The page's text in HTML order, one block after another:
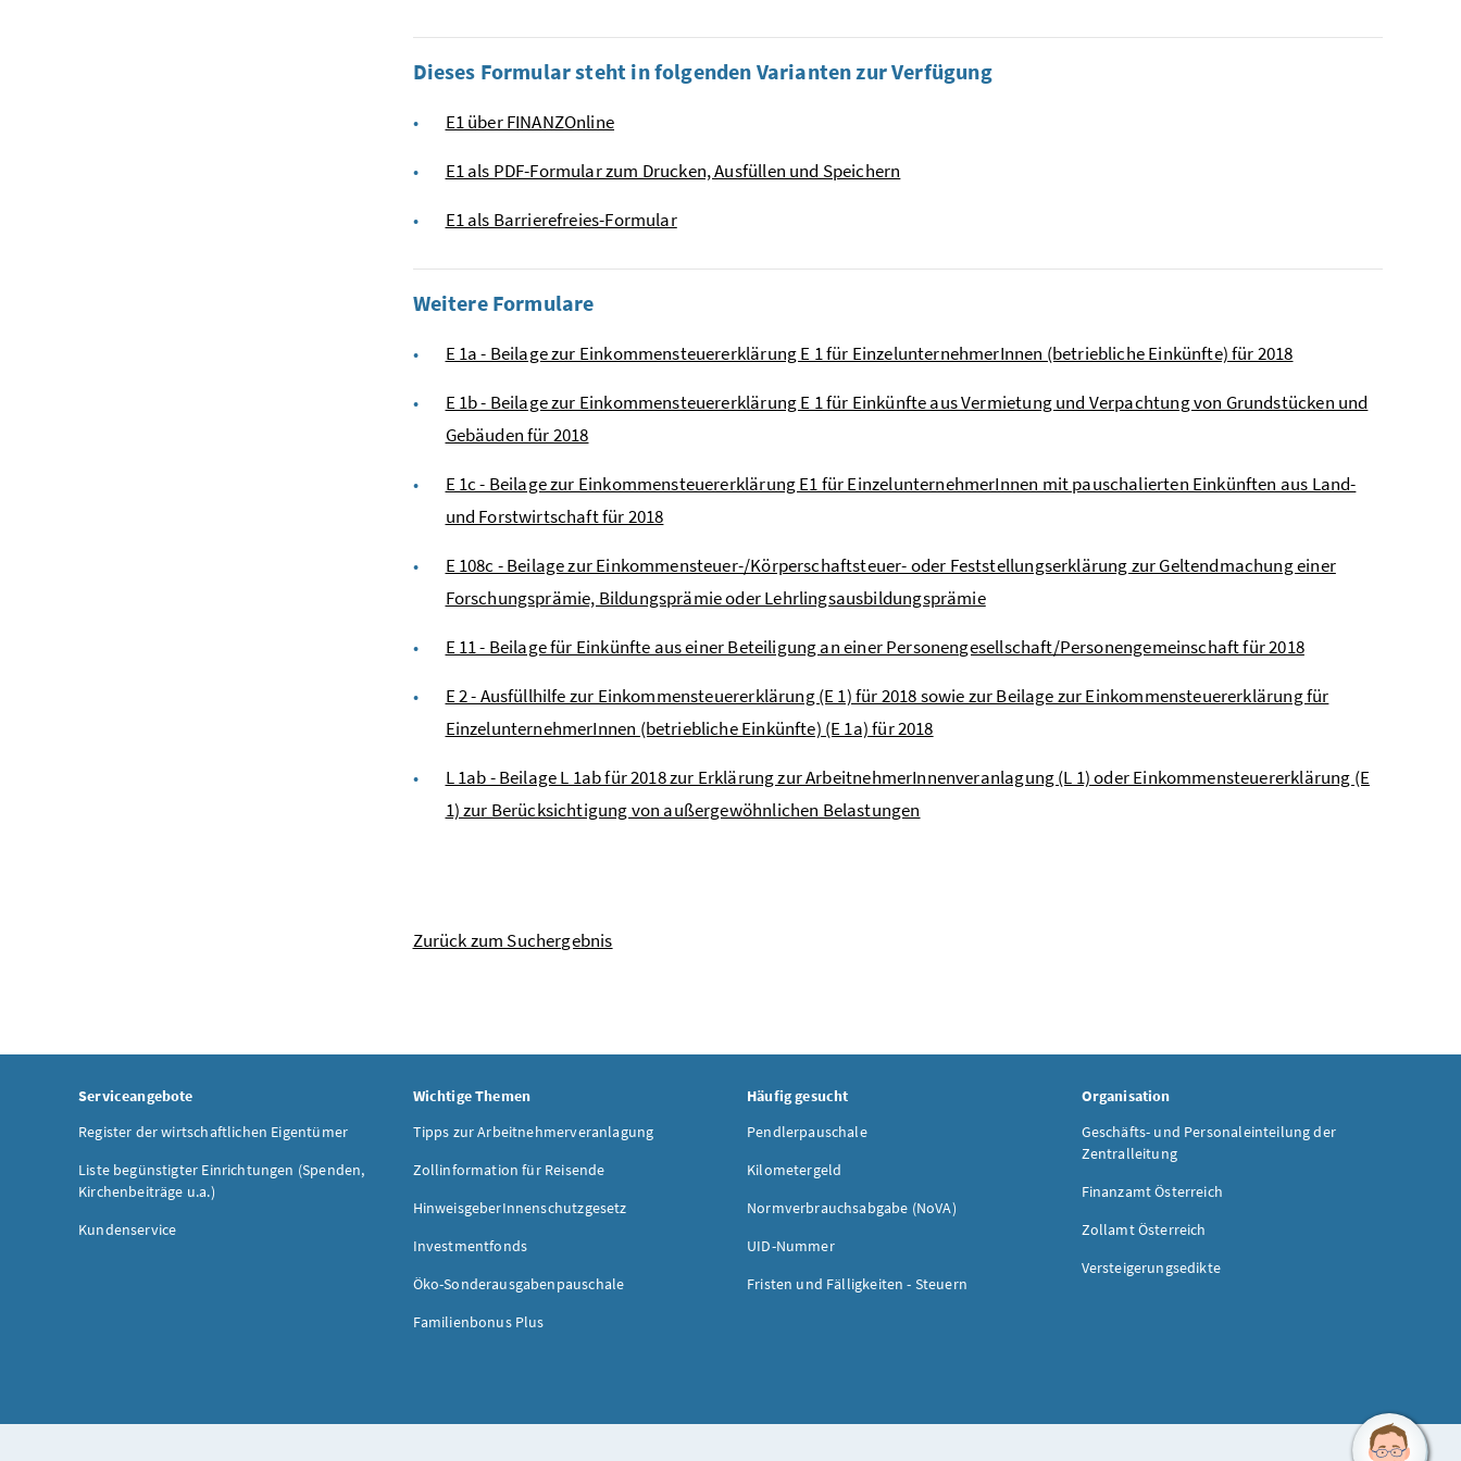
Dieses Formular steht in folgenden Varianten zur Verfügung
E1 über FINANZOnline
E1 als PDF-Formular zum Drucken, Ausfüllen und Speichern
E1 als Barrierefreies-Formular
Weitere Formulare
E 1a - Beilage zur Einkommensteuererklärung E 1 für EinzelunternehmerInnen (betriebliche Einkünfte) für 2018
E 1b - Beilage zur Einkommensteuererklärung E 1 für Einkünfte aus Vermietung und Verpachtung von Grundstücken und
Gebäuden für 2018
E 1c - Beilage zur Einkommensteuererklärung E1 für EinzelunternehmerInnen mit pauschalierten Einkünften aus Land-
und Forstwirtschaft für 2018
E 108c - Beilage zur Einkommensteuer-/Körperschaftsteuer- oder Feststellungserklärung zur Geltendmachung einer
Forschungsprämie, Bildungsprämie oder Lehrlingsausbildungsprämie
E 11 - Beilage für Einkünfte aus einer Beteiligung an einer Personengesellschaft/Personengemeinschaft für 2018
E 2 - Ausfüllhilfe zur Einkommensteuererklärung (E 1) für 2018 sowie zur Beilage zur Einkommensteuererklärung für
EinzelunternehmerInnen (betriebliche Einkünfte) (E 1a) für 2018
L 1ab - Beilage L 1ab für 2018 zur Erklärung zur ArbeitnehmerInnenveranlagung (L 1) oder Einkommensteuererklärung (E
1) zur Berücksichtigung von außergewöhnlichen Belastungen
Zurück zum Suchergebnis
Serviceangebote
Register der wirtschaftlichen Eigentümer
Liste begünstigter Einrichtungen (Spenden,
Kirchenbeiträge u.a.)
Kundenservice
Wichtige Themen
Tipps zur Arbeitnehmerveranlagung
Zollinformation für Reisende
HinweisgeberInnenschutzgesetz
Investmentfonds
Öko-Sonderausgabenpauschale
Familienbonus Plus
Häufig gesucht
Pendlerpauschale
Kilometergeld
Normverbrauchsabgabe (NoVA)
UID-Nummer
Fristen und Fälligkeiten - Steuern
Organisation
Geschäfts- und Personaleinteilung der
Zentralleitung
Finanzamt Österreich
Zollamt Österreich
Versteigerungsedikte